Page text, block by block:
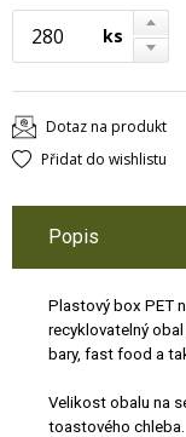
ks
Dotaz na produkt
Přidat do wishlistu
Popis
Plastový box PET
recyklovatelný obal
bary, fast food a
Velikost obalu na
toastového chleba.